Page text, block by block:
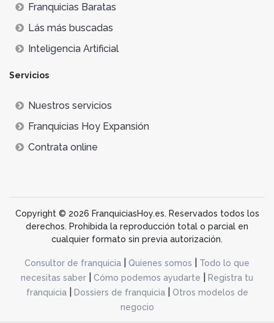
Franquicias Baratas
Lás más buscadas
Inteligencia Artificial
Servicios
Nuestros servicios
Franquicias Hoy Expansión
Contrata online
Copyright © 2026 FranquiciasHoy.es. Reservados todos los
derechos. Prohibida la reproducción total o parcial en
cualquier formato sin previa autorización.
Consultor de franquicia Quienes somos
Todo lo que
necesitas saber
Cómo podemos ayudarte
Registra tu
franquicia| Dossiers de franquicia|
Otros modelos de
negocio